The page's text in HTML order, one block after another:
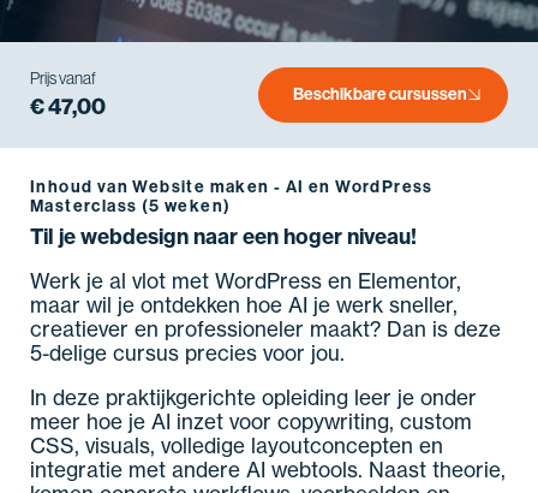
Prijs vanaf
€ 47,00 Beschikbare cursussen
Inhoud van Website maken - AI en WordPress
Masterclass (5 weken)
Til je webdesign naar een hoger niveau!
Werk je al vlot met WordPress en Elementor,
maar wil je ontdekken hoe AI je werk sneller,
creatiever en professioneler maakt? Dan is deze
5-delige cursus precies voor jou.
In deze praktijkgerichte opleiding leer je onder
meer hoe je AI inzet voor copywriting, custom
CSS, visuals, volledige layoutconcepten en
integratie met andere AI webtools. Naast theorie,